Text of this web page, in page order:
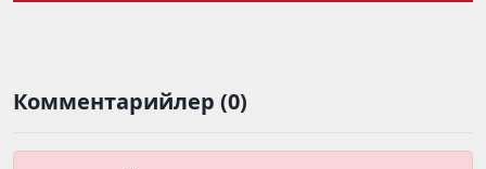
Комментарийлер (0)